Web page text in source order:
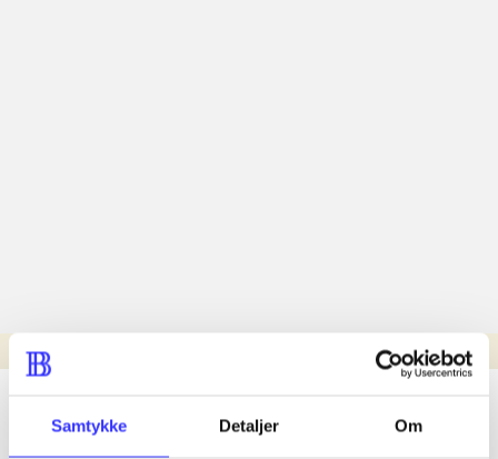
Samtykke Detaljer Om
Nyhed